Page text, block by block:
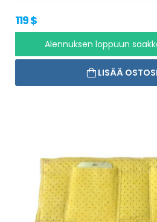
119 $
Alennuksen loppuun
LISÄÄ